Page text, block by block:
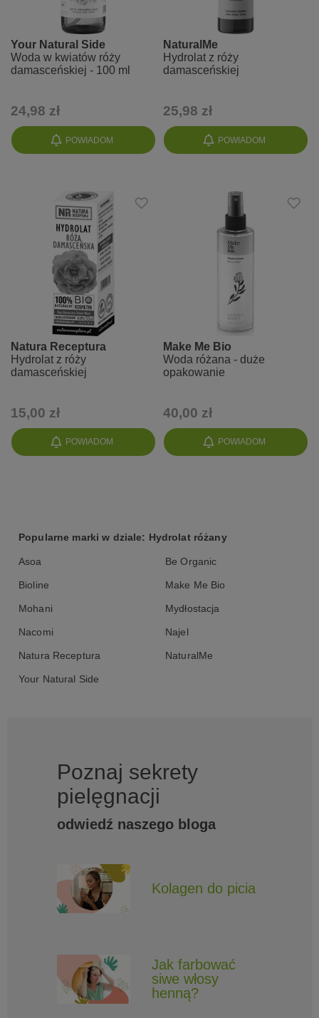
POWIADOM
Your Natural Side
Woda w kwiatów róży
damasceńskiej - 100 ml
24,98 zł
POWIADOM
NaturalMe
Hydrolat z róży
damasceńskiej
25,98 zł
POWIADOM
Natura Receptura
Hydrolat z róży
damasceńskiej
15,00 zł
POWIADOM
Make Me Bio
Woda różana - duże
opakowanie
40,00 zł
Popularne marki w dziale: Hydrolat różany
Asoa Be Organic
Bioline Make Me Bio
Mohani Mydłostacja
Nacomi Najel
Natura Receptura NaturalMe
Your Natural Side
Poznaj sekrety
pielęgnacji
odwiedź naszego bloga
Kolagen do picia
Jak farbować
siwe włosy
henną?